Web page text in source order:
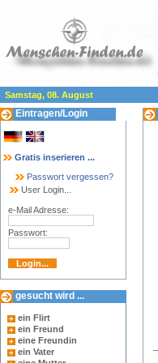
Samstag, 08. August
Eintragen/Login
Gratis inserieren ...
Passwort vergessen?
User Login...
e-Mail Adresse:
Passwort:
gesucht wird ...
ein Flirt
ein Freund
eine Freundin
ein Vater